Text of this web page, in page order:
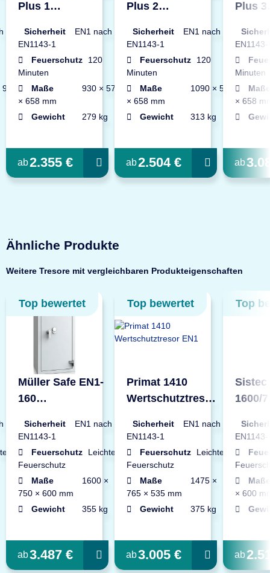
Plus 1
Sicherheit
EN1 nach
EN1143-1
Feuerschutz
120
Minuten
Maße
930 × 570
× 658 mm
Gewicht
279 kg
ab2.355 €
Plus 2
Sicherheit
EN1 nach
EN1143-1
Feuerschutz
120
Minuten
Maße
1090 × 570
× 658 mm
Gewicht
313 kg
ab2.504 €
Plus 3
EN1143-
Minuten
Maße
× 658
ab
Ähnliche Produkte
Weitere Tresore mit vergleichbaren Produkteigenschaften
Top bewertet
Müller Safe EN1-
160
Sicherheit
EN1 nach
EN1143-1
Feuerschutz
Leichter
Feuerschutz
Maße
1600 ×
750 × 600 mm
Gewicht
355 kg
ab3.487 €
Top bewertet
Primat 1410
Wertschutztresor
Sicherheit
EN1 nach
EN1143-1
Feuerschutz
Leichter
Feuerschutz
Maße
1475 ×
765 × 535 mm
Gewicht
375 kg
ab3.005 €
Top
Sistec
1600/7
EN1143-
Maße
× 600
ab